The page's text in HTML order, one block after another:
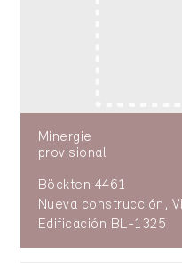
Minergie
provisional
Böckten 4461
Nueva construcción,
Edificación BL-1325